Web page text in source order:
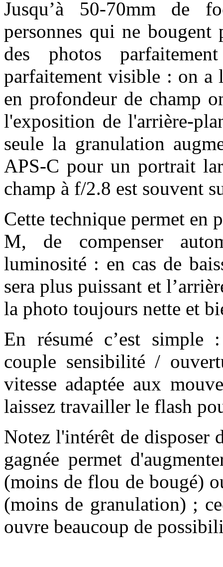
Jusqu’à 50-70mm de
personnes qui ne
des photos
parfaitement visible : on a
en profondeur de champ
l'exposition de l'arrière-
seule la granulation
APS-C pour un portrait
champ à f/2.8 est souvent
Cette technique permet en
M, de compenser
luminosité : en cas de
sera plus puissant et
la photo toujours nette et
En résumé c’est simple
couple sensibilité /
vitesse adaptée aux
laissez travailler le flash
Notez l'intérêt de disposer
gagnée permet
(moins de flou de bougé)
(moins de granulation) ;
ouvre beaucoup de